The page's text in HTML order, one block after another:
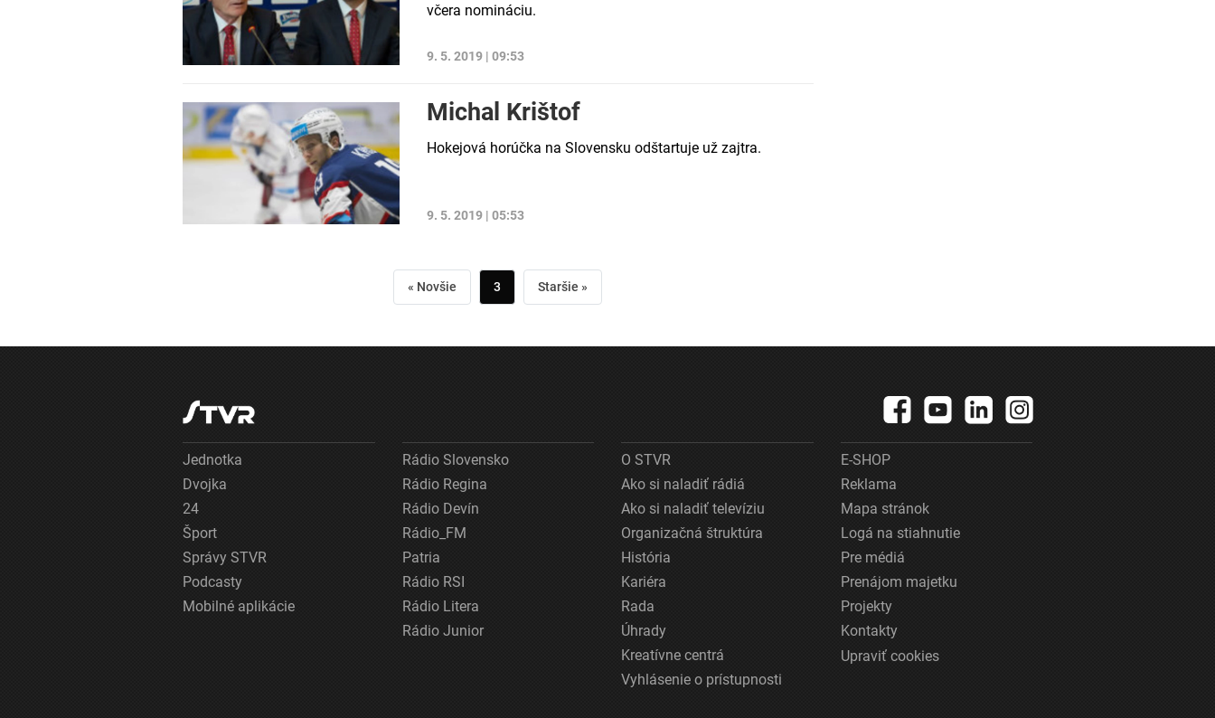
včera nomináciu.
9. 5. 2019 | 09:53
Michal Krištof
Hokejová horúčka na Slovensku odštartuje už zajtra.
9. 5. 2019 | 05:53
« Novšie 3 Staršie »
Jednotka
Dvojka
24
Šport
Správy STVR
Podcasty
Mobilné aplikácie
Rádio Slovensko
Rádio Regina
Rádio Devín
Rádio_FM
Patria
Rádio RSI
Rádio Litera
Rádio Junior
O STVR
Ako si naladiť rádiá
Ako si naladiť televíziu
Organizačná štruktúra
História
Kariéra
Rada
Úhrady
Kreatívne centrá
Vyhlásenie o prístupnosti
E-SHOP
Reklama
Mapa stránok
Logá na stiahnutie
Pre médiá
Prenájom majetku
Projekty
Kontakty
Upraviť cookies